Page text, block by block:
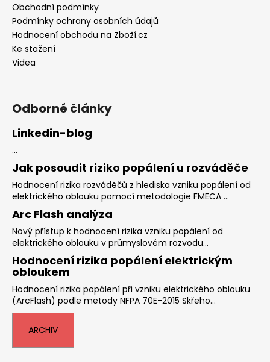
Obchodní podmínky
Podmínky ochrany osobních údajů
Hodnocení obchodu na Zboží.cz
Ke stažení
Videa
Odborné články
Linkedin-blog
...
Jak posoudit riziko popálení u rozváděče
Hodnocení rizika rozváděčů z hlediska vzniku popálení od
elektrického oblouku pomocí metodologie FMECA ...
Arc Flash analýza
Nový přístup k hodnocení rizika vzniku popálení od
elektrického oblouku v průmyslovém rozvodu...
Hodnocení rizika popálení elektrickým
obloukem
Hodnocení rizika popálení při vzniku elektrického oblouku
(ArcFlash) podle metody NFPA 70E-2015 Skřeho...
ARCHIV